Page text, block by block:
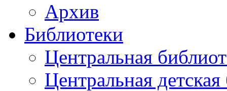
Архив
Библиотеки
Центральная
Центральная